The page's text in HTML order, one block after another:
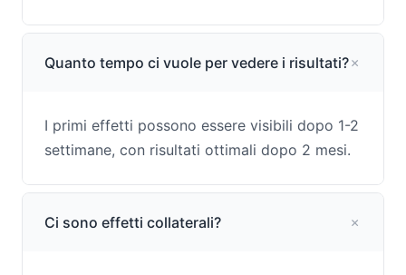
Quanto tempo ci vuole per vedere i risultati?
I primi effetti possono essere visibili dopo 1-2
settimane, con risultati ottimali dopo 2 mesi.
Ci sono effetti collaterali?